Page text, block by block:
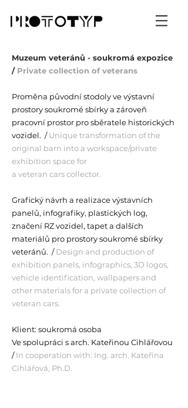
Muzeum veteránů - soukromá expozice
/ Private collection of veterans
Proměna původní stodoly ve výstavní
prostory soukromé sbírky a zároveň
pracovní prostor pro sběratele historických
vozidel. /Unique transformation of the
original barn into a workspace/private
exhibition space for
a veteran cars collector.
Grafický návrh a realizace výstavních
panelů, infografiky, plastických log,
značení RZ vozidel, tapet a dalších
materiálů pro prostory soukromé sbírky
veteránů. /Design and production of
exhibition panels, infographics, 3D logos,
vehicle identification, wallpapers and
other materials for a private collection of
veteran cars.
Klient: soukromá osoba
Ve spolupráci s arch. Kateřinou Cihlářovou
/In cooperation with: Ing. arch. Kateřina
Cihlářová, Ph.D.